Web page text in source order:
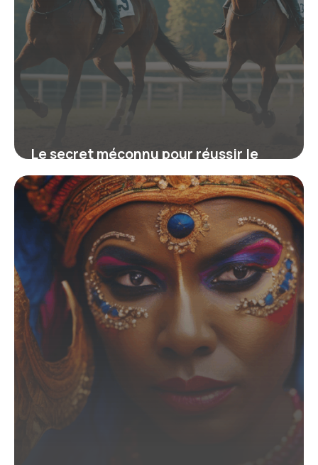
Le secret méconnu pour réussir le
Galop 2 facilement grâce à cette
méthode exclusive
16 juin 2026